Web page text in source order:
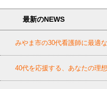
最新のNEWS
みやま市の30代看護師に最適
40代を応援する、あなたの理